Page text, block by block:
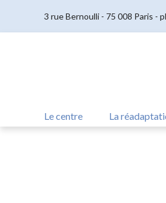
3 rue Bernoulli - 75 008 Paris -
Le centre La